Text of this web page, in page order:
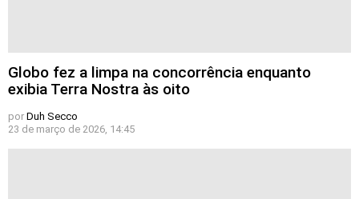
Globo fez a limpa na concorrência enquanto
exibia Terra Nostra às oito
por Duh Secco
23 de março de 2026, 14:45